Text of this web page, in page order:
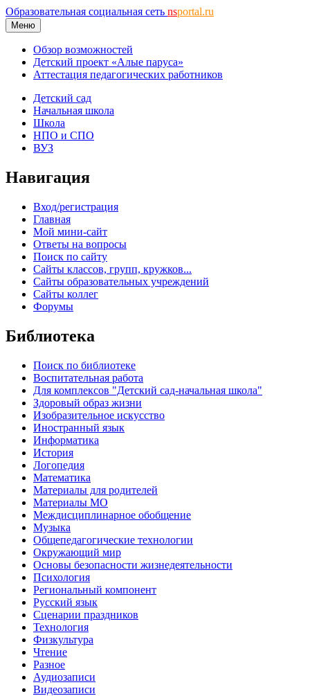
Образовательная социальная сеть nsportal.ru
Меню
Обзор возможностей
Детский проект «Алые паруса»
Аттестация педагогических работников
Детский сад
Начальная школа
Школа
НПО и СПО
ВУЗ
Навигация
Вход/регистрация
Главная
Мой мини-сайт
Ответы на вопросы
Поиск по сайту
Сайты классов, групп, кружков...
Сайты образовательных учреждений
Сайты коллег
Форумы
Библиотека
Поиск по библиотеке
Воспитательная работа
Для комплексов "Детский сад-начальная школа"
Здоровый образ жизни
Изобразительное искусство
Иностранный язык
Информатика
История
Логопедия
Математика
Материалы для родителей
Материалы МО
Междисциплинарное обобщение
Музыка
Общепедагогические технологии
Окружающий мир
Основы безопасности жизнедеятельности
Психология
Региональный компонент
Русский язык
Сценарии праздников
Технология
Физкультура
Чтение
Разное
Аудиозаписи
Видеозаписи